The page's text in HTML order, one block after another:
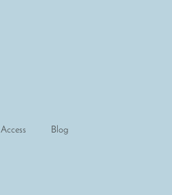
Access Blog